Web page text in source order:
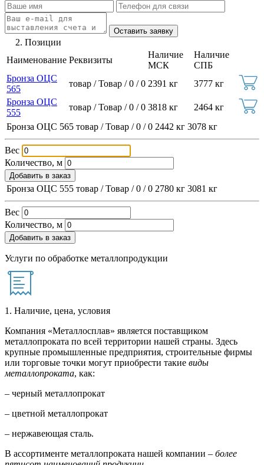
2. Позиции
Наименование Реквизиты
Наличие
МСК
Наличие
СПБ
Бронза ОЦС
565
товар / Товар / 0 / 0 2391 кг
3777 кг
Бронза ОЦС
555
товар / Товар / 0 / 0 3818 кг
2464 кг
Бронза ОЦС 565 товар / Товар / 0 / 0 2442 кг 3078 кг
Вес
Количество, м
Добавить в заказ
Бронза ОЦС 555 товар / Товар / 0 / 0 2780 кг 3081 кг
Вес
Количество, м
Добавить в заказ
Услуги по обработке металлопродукции
1. Наличие, цена, условия
Компания «Металлосплав» является поставщиком
металлопроката по всей территории нашей страны. Здесь
крупные промышленные предприятия, строительные фирмы
или торговые точки могут приобрести такие виды
металлопроката, как:
– черный металлопрокат
– цветной металлопрокат
– нержавеющая сталь.
В ассортименте металлопроката нашей компании – более